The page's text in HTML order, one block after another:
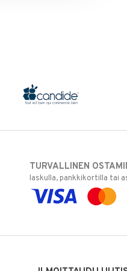
TURVALLINEN
laskulla, pankkikortilla tai